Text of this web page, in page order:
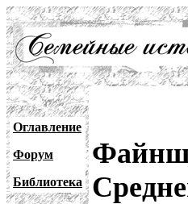
Оглавление
Форум
Библиотека